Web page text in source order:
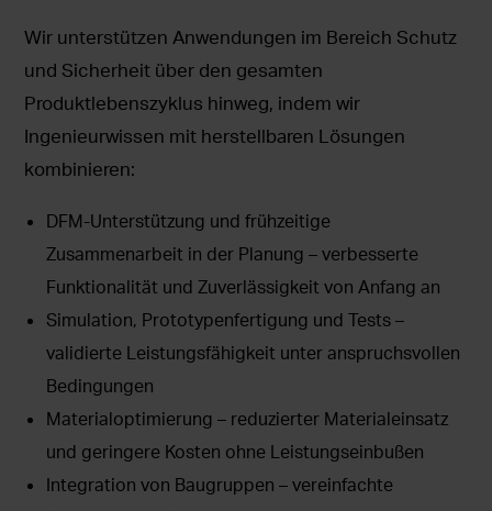
Wir unterstützen Anwendungen im Bereich Schutz
und Sicherheit über den gesamten
Produktlebenszyklus hinweg, indem wir
Ingenieurwissen mit herstellbaren Lösungen
kombinieren:
DFM-Unterstützung und frühzeitige
Zusammenarbeit in der Planung – verbesserte
Funktionalität und Zuverlässigkeit von Anfang an
Simulation, Prototypenfertigung und Tests –
validierte Leistungsfähigkeit unter anspruchsvollen
Bedingungen
Materialoptimierung – reduzierter Materialeinsatz
und geringere Kosten ohne Leistungseinbußen
Integration von Baugruppen – vereinfachte